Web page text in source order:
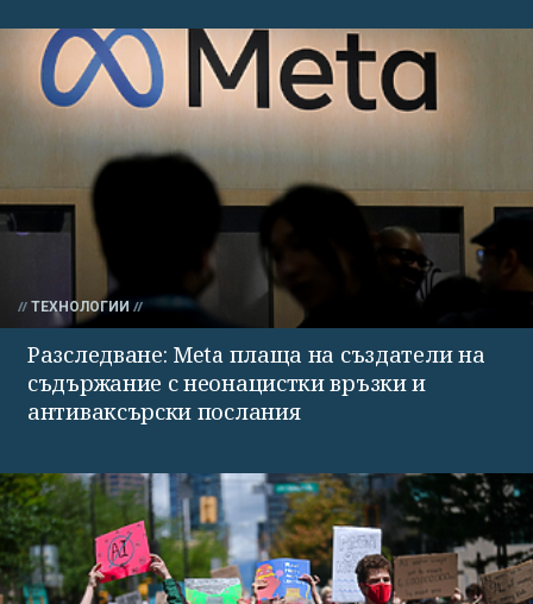
ТЕХНОЛОГИИ
Разследване: Meta плаща на създатели на
съдържание с неонацистки връзки и
антиваксърски послания